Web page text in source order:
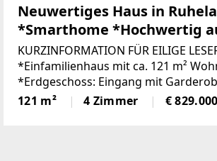
Neuwertiges Haus in
*Smarthome *Hochwertig
*TOP Lage
KURZINFORMATION FÜR EILIGE
*Einfamilienhaus mit ca. 121 m²
*Erdgeschoss: Eingang mit
Küche, Wohn-Essbereich, WC
*Obergeschoss: Vorraum, 1 großes
121 m² 4 Zimmer € 829.000